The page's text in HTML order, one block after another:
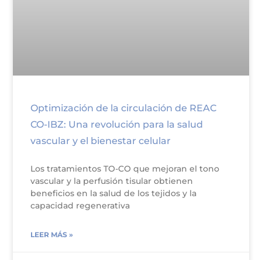
Optimización de la circulación de REAC
CO-IBZ: Una revolución para la salud
vascular y el bienestar celular
Los tratamientos TO-CO que mejoran el tono
vascular y la perfusión tisular obtienen
beneficios en la salud de los tejidos y la
capacidad regenerativa
LEER MÁS »